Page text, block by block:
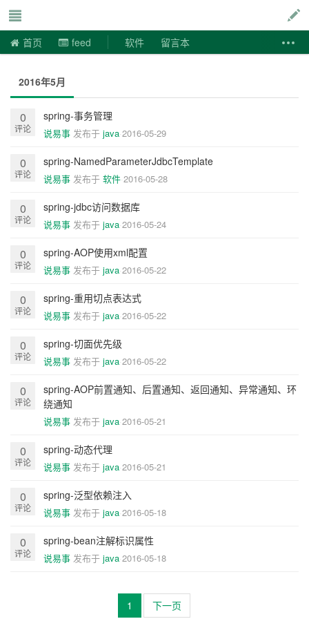
首页 feed 软件 留言本
2016年5月
0
评论
spring-事务管理
说易事 发布于 java 2016-05-29
0
评论
spring-NamedParameterJdbcTemplate
说易事 发布于 软件 2016-05-28
0
评论
spring-jdbc访问数据库
说易事 发布于 java 2016-05-24
0
评论
spring-AOP使用xml配置
说易事 发布于 java 2016-05-22
0
评论
spring-重用切点表达式
说易事 发布于 java 2016-05-22
0
评论
spring-切面优先级
说易事 发布于 java 2016-05-22
0
评论
spring-AOP前置通知、后置通知、返回通知、异常通知、环
绕通知
说易事 发布于 java 2016-05-21
0
评论
spring-动态代理
说易事 发布于 java 2016-05-21
0
评论
spring-泛型依赖注入
说易事 发布于 java 2016-05-18
0
评论
spring-bean注解标识属性
说易事 发布于 java 2016-05-18
1 下一页